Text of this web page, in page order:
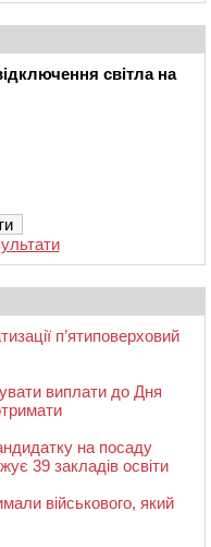
світла на
п’ятиповерховий
виплати до Дня
на посаду
39 закладів освіти
військового, який